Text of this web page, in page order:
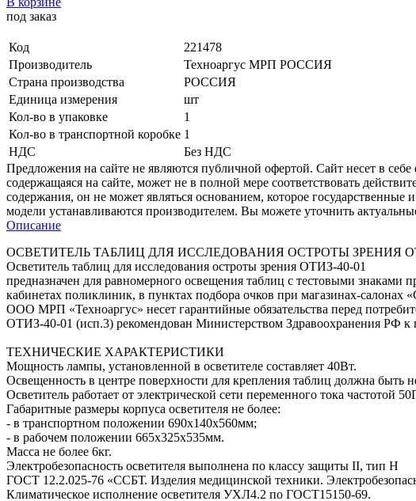
под заказ
Код
221478
Производитель
Техноаргус МРП РОССИЯ
Страна производства
РОССИЯ
Единица измерения
шт
Кол-во в упаковке
1
Кол-во в транспортной коробке 1
НДС
Без НДС
Предложения на сайте не являются публичной офертой. Сайт несет в
содержащаяся на сайте, может не в полной мере соответствовать
содержания, он не может являться основанием, которое государственные
модели устанавливаются производителем. Вы можете уточнить
Описание
ОСВЕТИТЕЛЬ ТАБЛИЦ ДЛЯ ИССЛЕДОВАНИЯ ОСТРОТЫ ЗРЕНИЯ ОТИЗ-
Осветитель таблиц для исследования остроты зрения ОТИЗ-40-01
предназначен для равномерного освещения таблиц с тестовыми знаками
кабинетах поликлиник, в пунктах подбора очков при магазинах-
ООО МРП «Техноаргус» несет гарантийные обязательства перед
ОТИЗ-40-01 (исп.3) рекомендован Министерством Здравоохранения РФ к
ТЕХНИЧЕСКИЕ ХАРАКТЕРИСТИКИ
Мощность лампы, установленной в осветителе составляет 40Вт.
Освещенность в центре поверхности для крепления таблиц должна быть
Осветитель работает от электрической сети переменного тока
Габаритные размеры корпуса осветителя не более:
- в транспортном положении 690х140х560мм;
- в рабочем положении 665х325х535мм.
Масса не более 6кг.
Электробезопасность осветителя выполнена по классу защиты II, тип Н
ГОСТ 12.2.025-76 «ССБТ. Изделия медицинской техники.
Климатическое исполнение осветителя УХЛ4.2 по ГОСТ15150-69.